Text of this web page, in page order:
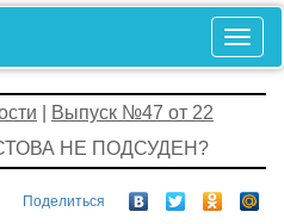
Выпуск №47 от 22
НЕ ПОДСУДЕН?
Поделиться